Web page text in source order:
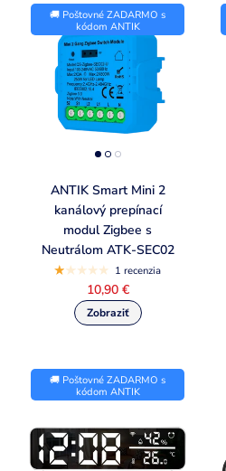
🚚 Poštovné ZADARMO s
kódom ANTIK
ANTIK Smart Mini 2
kanálový prepínací
modul Zigbee s
Neutrálom ATK-SEC02
1 recenzia
10,90 €
🚚 Poštovné ZADARMO s
kódom ANTIK